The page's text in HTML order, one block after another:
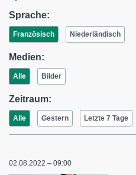
Sprache:
Französisch Niederländisch
Medien:
Alle Bilder
Zeitraum:
Alle Gestern Letzte 7 Tage
02.08.2022 – 09:00